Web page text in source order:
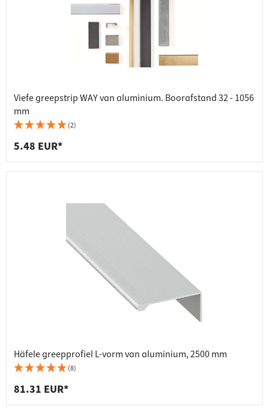
Viefe greepstrip WAY van aluminium. Boorafstand 32 - 1056
mm
(2)
5.48 EUR*
Häfele greepprofiel L-vorm van aluminium, 2500 mm
(8)
81.31 EUR*